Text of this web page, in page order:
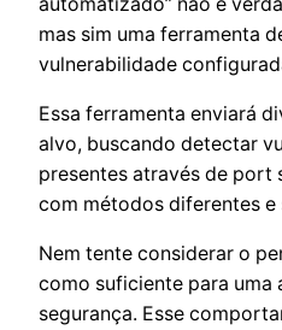
mas sim uma ferramenta
vulnerabilidade
Essa ferramenta enviará
alvo, buscando detectar
presentes através de port
com métodos diferentes
Nem tente considerar o
como suficiente para uma
segurança. Esse